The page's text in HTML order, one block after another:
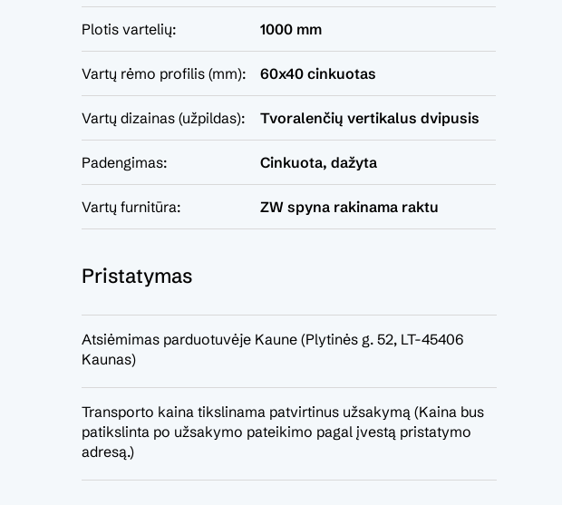
Plotis vartelių: 1000 mm
Vartų rėmo profilis (mm): 60x40 cinkuotas
Vartų dizainas (užpildas): Tvoralenčių vertikalus dvipusis
Padengimas: Cinkuota, dažyta
Vartų furnitūra: ZW spyna rakinama raktu
Pristatymas
Atsiėmimas parduotuvėje Kaune (Plytinės g. 52, LT-45406
Kaunas)
Transporto kaina tikslinama patvirtinus užsakymą (Kaina bus
patikslinta po užsakymo pateikimo pagal įvestą pristatymo
adresą.)